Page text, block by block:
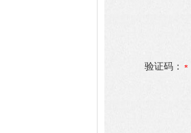
验证码：